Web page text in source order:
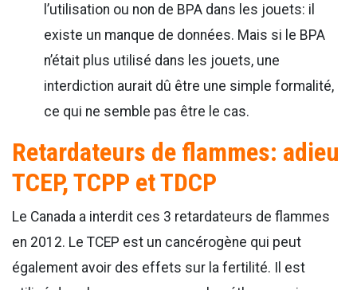
l’utilisation ou non de BPA dans les jouets: il
existe un manque de données. Mais si le BPA
n’était plus utilisé dans les jouets, une
interdiction aurait dû être une simple formalité,
ce qui ne semble pas être le cas.
Retardateurs de flammes: adieu
TCEP, TCPP et TDCP
Le Canada a interdit ces 3 retardateurs de flammes
en 2012. Le TCEP est un cancérogène qui peut
également avoir des effets sur la fertilité. Il est